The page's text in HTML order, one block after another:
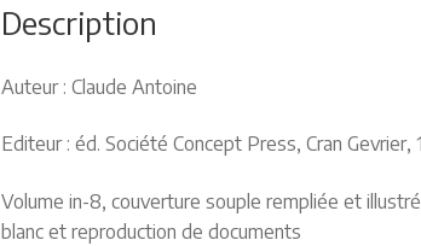
Description
Auteur : Claude Antoine
Editeur : éd. Société Concept Press, Cran Gevrier,
Volume in-8, couverture souple rempliée et
blanc et reproduction de documents